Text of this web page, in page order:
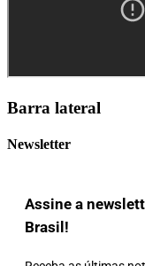
Barra lateral
Newsletter
Assine a
Brasil!